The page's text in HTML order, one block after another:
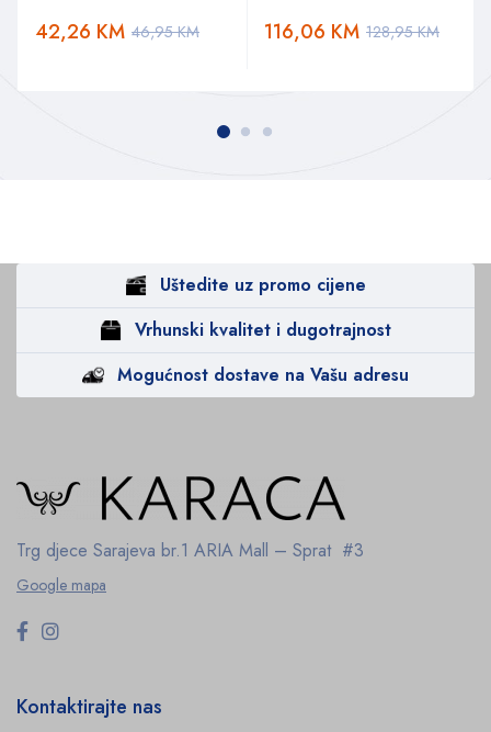
46,95KM
42,26 KM 128,95KM
116,06 KM
Uštedite uz promo cijene
Vrhunski kvalitet i dugotrajnost
Mogućnost dostave na Vašu adresu
Trg djece Sarajeva br.1 ARIA Mall – Sprat #3
Google mapa
Kontaktirajte nas